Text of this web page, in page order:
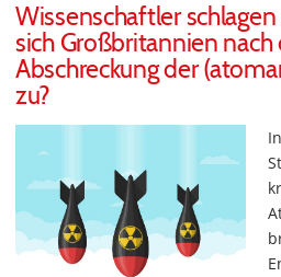
Wissenschaftler
sich Großbritannien nach
Abschreckung der
zu?